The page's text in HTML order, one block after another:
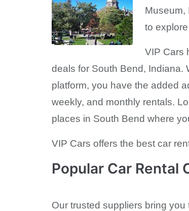
Museum,
to
VIP Cars
deals for South Bend, Indiana.
platform, you have the added
weekly, and monthly rentals.
places in South Bend where
VIP Cars offers the best car
Popular Car Rental
Our trusted suppliers bring